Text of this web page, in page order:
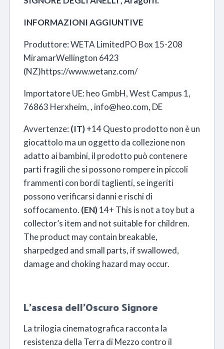
INFORMAZIONI AGGIUNTIVE
Produttore:WETA LimitedPO Box 15-208
MiramarWellington 6423
(NZ)https://www.wetanz.com/
Importatore UE: heo GmbH, West Campus 1,
76863 Herxheim, , info@heo.com, DE
Avvertenze: (IT)+14 Questo prodotto non è un
giocattolo ma un oggetto da collezione non
adatto ai bambini, il prodotto può contenere
parti fragili che si possono rompere in piccoli
frammenti con bordi taglienti, se ingeriti
possono verificarsi danni e rischi di
soffocamento. (EN)14+ This is not a toy but a
collector’s item and not suitable for children.
The product may contain breakable,
sharpedged and small parts, if swallowed,
damage and choking hazard may occur.
L’ascesa dell’Oscuro Signore
La trilogia cinematografica racconta la
resistenza della Terra di Mezzo contro il